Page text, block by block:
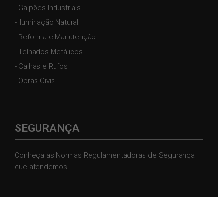
- Galpões Industriais
- Iluminação Natural
- Reforma e Manutenção
- Telhados Metálicos
- Calhas e Rufos
- Obras Civis
SEGURANÇA
Conheça as Normas Regulamentadoras de Segurança
que atendemos!